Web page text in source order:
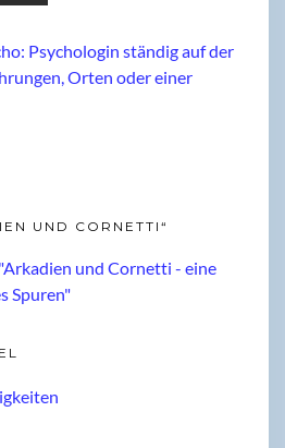
UND CORNETTI“